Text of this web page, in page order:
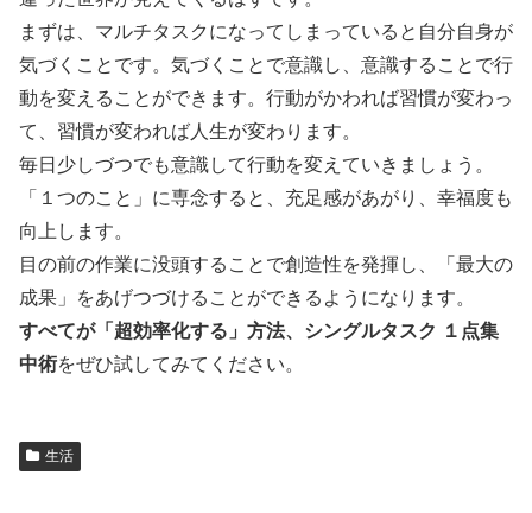
まずは、マルチタスクになってしまっていると自分自身が
気づくことです。気づくことで意識し、意識することで行
動を変えることができます。行動がかわれば習慣が変わっ
て、習慣が変われば人生が変わります。
毎日少しづつでも意識して行動を変えていきましょう。
「１つのこと」に専念すると、充足感があがり、幸福度も
向上します。
目の前の作業に没頭することで創造性を発揮し、「最大の
成果」をあげつづけることができるようになります。
すべてが「超効率化する」方法、シングルタスク １点集
中術をぜひ試してみてください。
生活